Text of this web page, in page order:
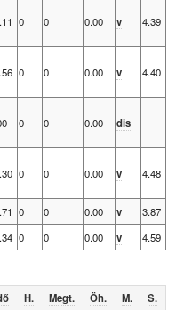
0 0 0.00 v 4.39
0 0 0.00 v 4.40
0 0 0.00 dis
0 0 0.00 v 4.48
0 0 0.00 v
3.87
0 0 0.00 v 4.59
H. Megt. Öh. M.
S.